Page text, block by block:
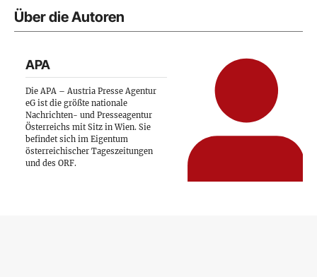
Über die Autoren
APA
Die APA – Austria Presse Agentur
eG ist die größte nationale
Nachrichten- und Presseagentur
Österreichs mit Sitz in Wien. Sie
befindet sich im Eigentum
österreichischer Tageszeitungen
und des ORF.